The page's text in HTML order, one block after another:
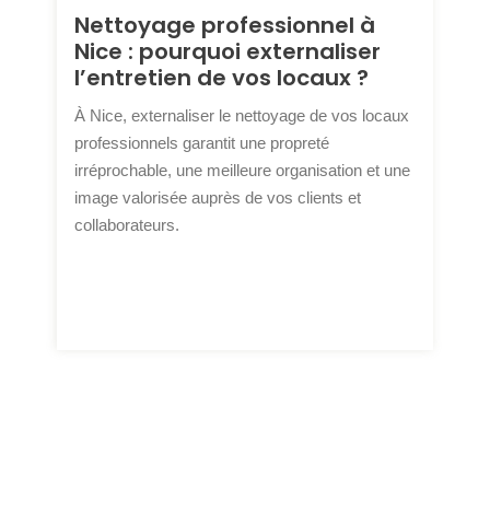
Nettoyage professionnel à
Nice : pourquoi externaliser
l’entretien de vos locaux ?
À Nice, externaliser le nettoyage de vos locaux
professionnels garantit une propreté
irréprochable, une meilleure organisation et une
image valorisée auprès de vos clients et
collaborateurs.